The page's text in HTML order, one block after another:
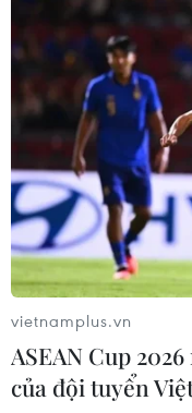
vietnamplus.vn
ASEAN Cup
của đội tuyển